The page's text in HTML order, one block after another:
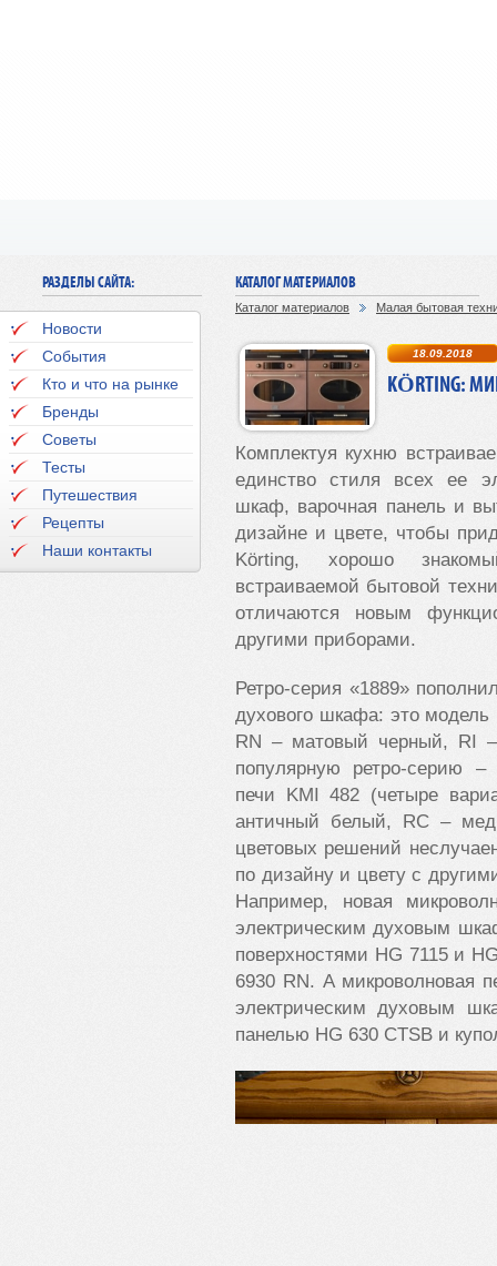
РАЗДЕЛЫ САЙТА:
Новости
События
Кто и что на рынке
Бренды
Советы
Тесты
Путешествия
Рецепты
Наши контакты
КАТАЛОГ МАТЕРИАЛОВ
Каталог материалов Малая бытовая
18.09.2018
KÖRTING:
Комплектуя кухню
единство стиля всех ее
шкаф, варочная панель и
дизайне и цвете, чтобы
Körting, хорошо
встраиваемой бытовой
отличаются новым
другими приборами.
Ретро-серия «1889»
духового шкафа: это
RN – матовый черный, RI
популярную ретро-серию
печи KMI 482 (четыре
античный белый, RC –
цветовых решений
по дизайну и цвету с
Например, новая
электрическим духовым
поверхностями HG 7115 и
6930 RN. А микроволновая
электрическим духовым
панелью HG 630 CTSB и